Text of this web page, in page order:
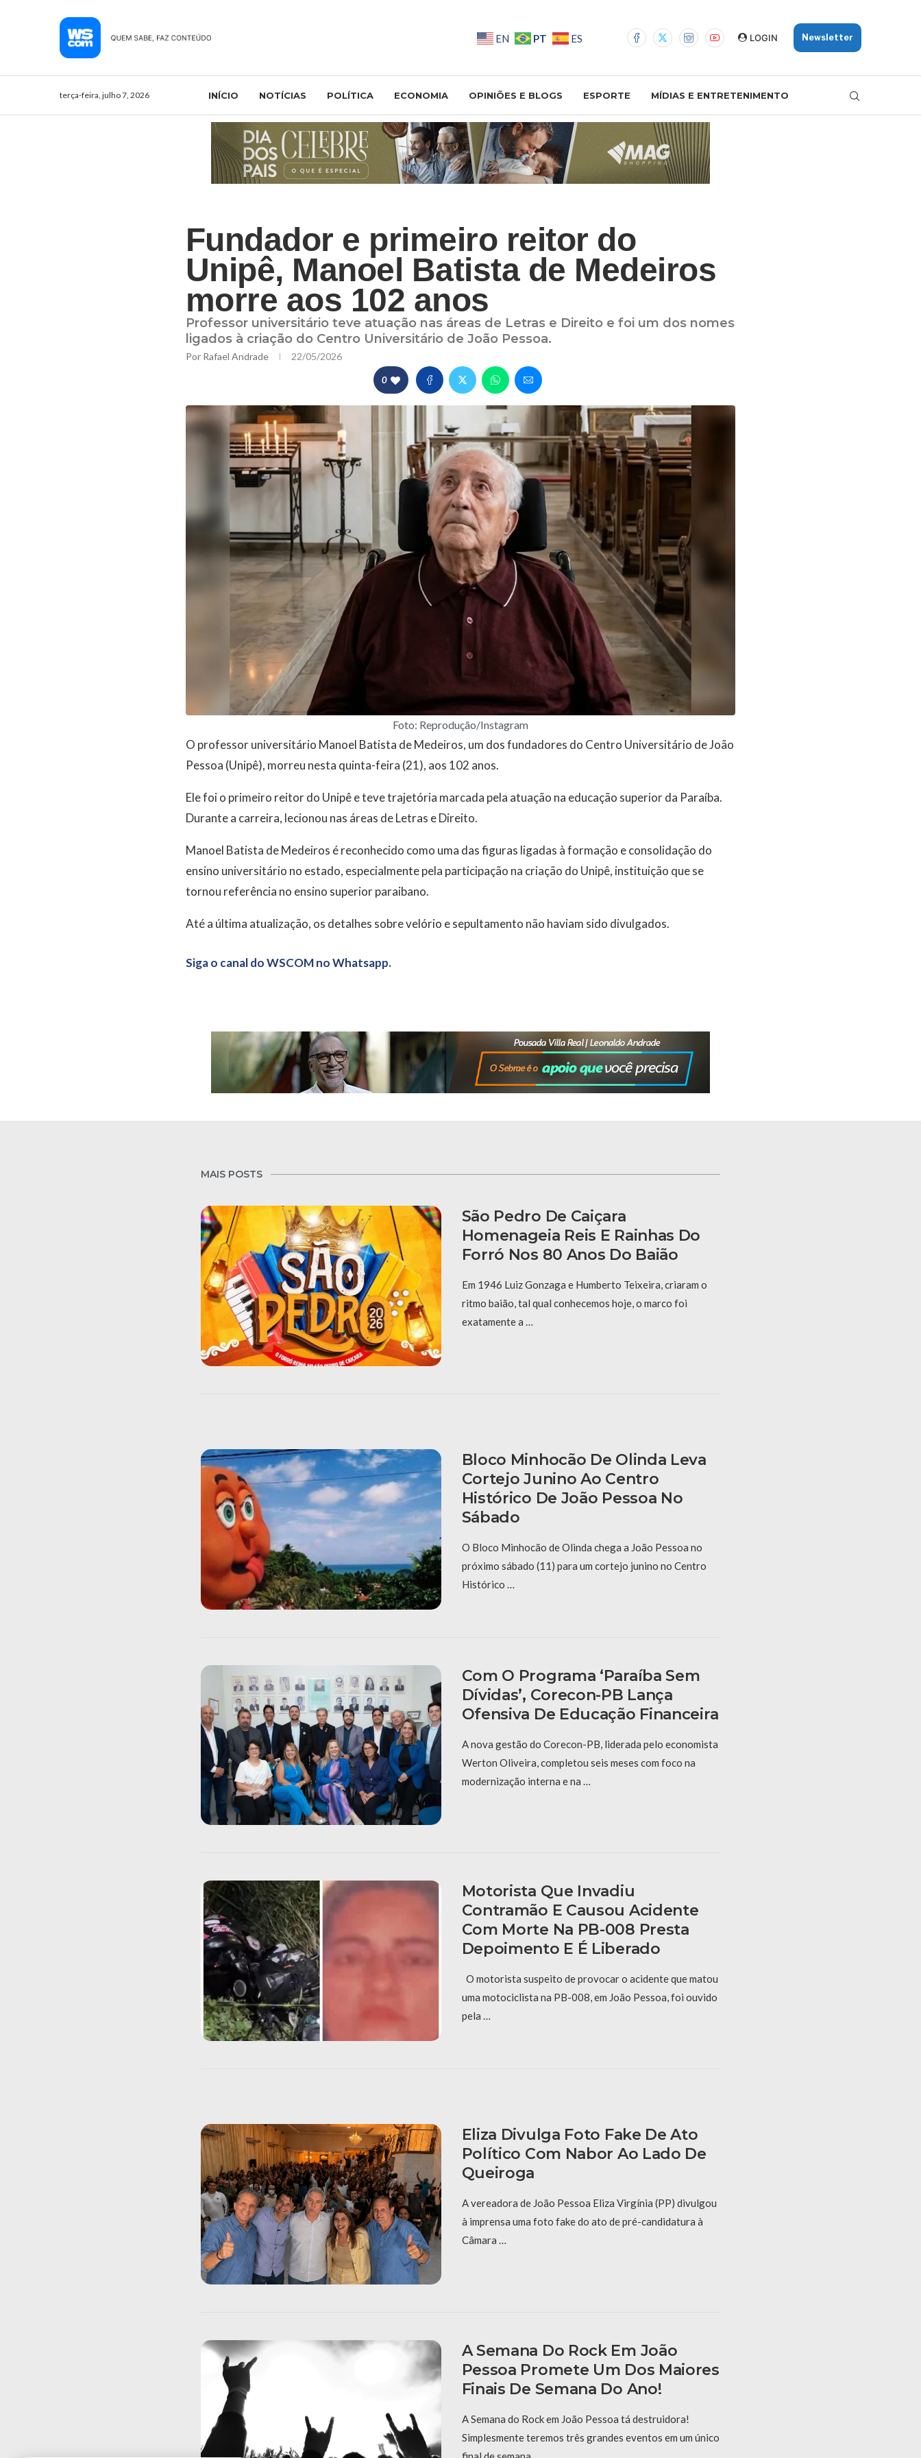
EN PT ES LOGIN Newsletter
terça-feira, julho 7, 2026 INÍCIO NOTÍCIAS POLÍTICA ECONOMIA OPINIÕES E BLOGS ESPORTE MÍDIAS E ENTRETENIMENTO
Fundador e primeiro reitor do
Unipê, Manoel Batista de Medeiros
morre aos 102 anos
Professor universitário teve atuação nas áreas de Letras e Direito e foi um dos nomes
ligados à criação do Centro Universitário de João Pessoa.
Por Rafael Andrade 22/05/2026
0
Foto: Reprodução/Instagram
O professor universitário Manoel Batista de Medeiros, um dos fundadores do Centro Universitário de João
Pessoa (Unipê), morreu nesta quinta-feira (21), aos 102 anos.
Ele foi o primeiro reitor do Unipê e teve trajetória marcada pela atuação na educação superior da Paraíba.
Durante a carreira, lecionou nas áreas de Letras e Direito.
Manoel Batista de Medeiros é reconhecido como uma das figuras ligadas à formação e consolidação do
ensino universitário no estado, especialmente pela participação na criação do Unipê, instituição que se
tornou referência no ensino superior paraibano.
Até a última atualização, os detalhes sobre velório e sepultamento não haviam sido divulgados.
Siga o canal do WSCOM no Whatsapp.
MAIS POSTS
São Pedro De Caiçara
Homenageia Reis E Rainhas Do
Forró Nos 80 Anos Do Baião
Em 1946 Luiz Gonzaga e Humberto Teixeira, criaram o
ritmo baião, tal qual conhecemos hoje, o marco foi
exatamente a …
Bloco Minhocão De Olinda Leva
Cortejo Junino Ao Centro
Histórico De João Pessoa No
Sábado
O Bloco Minhocão de Olinda chega a João Pessoa no
próximo sábado (11) para um cortejo junino no Centro
Histórico …
Com O Programa ‘Paraíba Sem
Dívidas’, Corecon-PB Lança
Ofensiva De Educação Financeira
A nova gestão do Corecon-PB, liderada pelo economista
Werton Oliveira, completou seis meses com foco na
modernização interna e na …
Motorista Que Invadiu
Contramão E Causou Acidente
Com Morte Na PB-008 Presta
Depoimento E É Liberado
O motorista suspeito de provocar o acidente que matou
uma motociclista na PB-008, em João Pessoa, foi ouvido
pela …
Eliza Divulga Foto Fake De Ato
Político Com Nabor Ao Lado De
Queiroga
A vereadora de João Pessoa Eliza Virgínia (PP) divulgou
à imprensa uma foto fake do ato de pré-candidatura à
Câmara …
A Semana Do Rock Em João
Pessoa Promete Um Dos Maiores
Finais De Semana Do Ano!
A Semana do Rock em João Pessoa tá destruidora!
Simplesmente teremos três grandes eventos em um único